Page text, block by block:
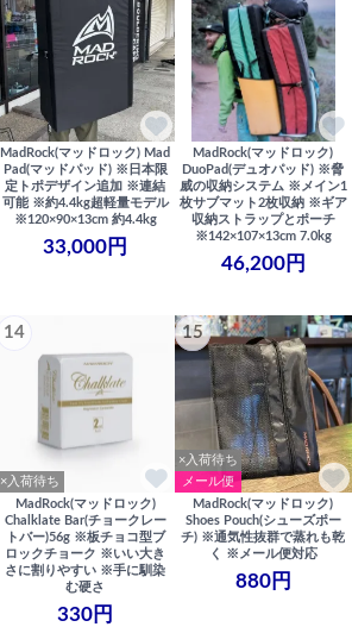
MadRock(マッドロック) Mad
Pad(マッドパッド) ※日本限
定トポデザイン追加 ※連結
可能 ※約4.4kg超軽量モデル
※120×90×13cm 約4.4kg
33,000円
MadRock(マッドロック)
DuoPad(デュオパッド) ※脅
威の収納システム ※メイン1
枚サブマット2枚収納 ※ギア
収納ストラップとポーチ
※142×107×13cm 7.0kg
46,200円
14
×入荷待ち
MadRock(マッドロック)
Chalklate Bar(チョークレー
トバー)56g ※板チョコ型ブ
ロックチョーク ※いい大き
さに割りやすい ※手に馴染
む硬さ
330円
15
×入荷待ち
メール便
MadRock(マッドロック)
Shoes Pouch(シューズポー
チ) ※通気性抜群で蒸れも乾
く ※メール便対応
880円